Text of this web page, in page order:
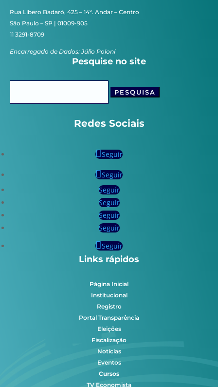
Rua Líbero Badaró, 425 – 14º. Andar – Centro
São Paulo – SP | 01009-905
11 3291-8709
Encarregado de Dados: Júlio Poloni
Pesquise no site
Redes Sociais
Seguir
Seguir
Seguir
Seguir
Seguir
Seguir
Seguir
Links rápidos
Página Inicial
Institucional
Registro
Portal Transparência
Eleições
Fiscalização
Notícias
Eventos
Cursos
TV Economista